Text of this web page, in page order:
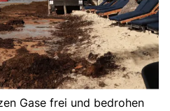
Gase frei und bedrohen